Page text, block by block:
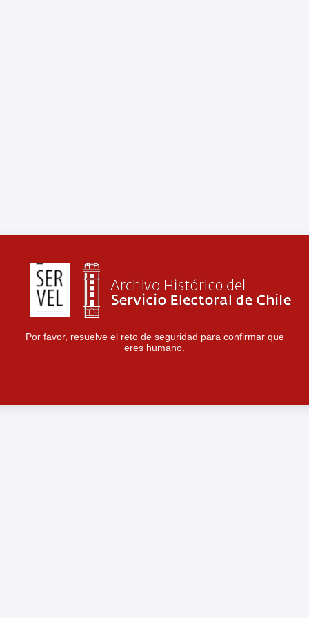
Por favor, resuelve el reto de seguridad para confirmar que
eres humano.